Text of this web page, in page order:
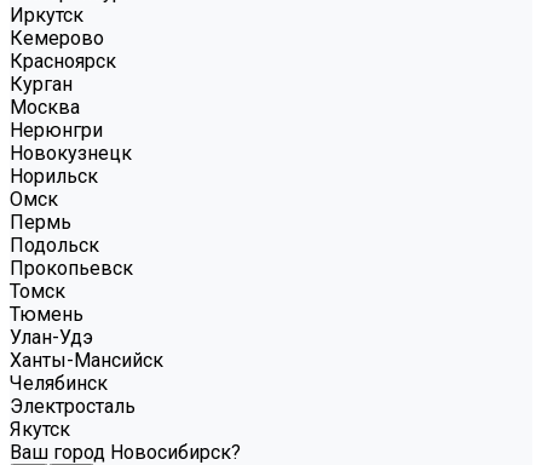
Иркутск
Кемерово
Красноярск
Курган
Москва
Нерюнгри
Новокузнецк
Норильск
Омск
Пермь
Подольск
Прокопьевск
Томск
Тюмень
Улан-Удэ
Ханты-Мансийск
Челябинск
Электросталь
Якутск
Ваш город Новосибирск?